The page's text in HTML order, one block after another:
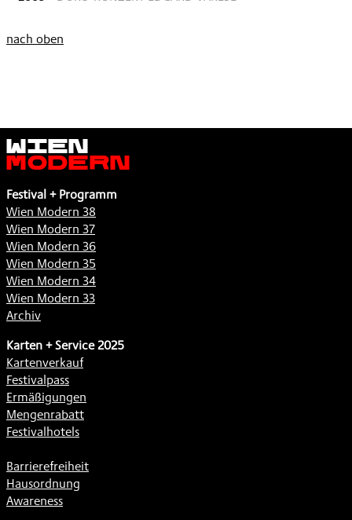
nach oben
Wien
Modern
Festival + Programm
Wien Modern 38
Wien Modern 37
Wien Modern 36
Wien Modern 35
Wien Modern 34
Wien Modern 33
Archiv
Karten + Service 2025
Kartenverkauf
Festivalpass
Ermäßigungen
Mengenrabatt
Festivalhotels
Barrierefreiheit
Hausordnung
Awareness